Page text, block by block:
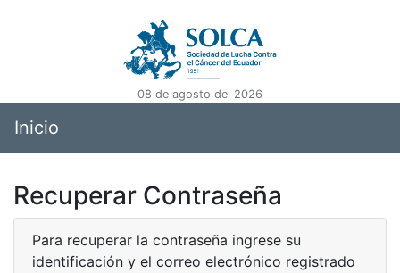
08 de agosto del 2026
Inicio
Recuperar Contraseña
Para recuperar la contraseña ingrese su
identificación y el correo electrónico registrado